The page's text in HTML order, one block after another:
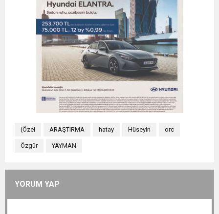
(Özel ARAŞTIRMA hatay Hüseyin orc
Özgür YAYMAN
YORUM YAP